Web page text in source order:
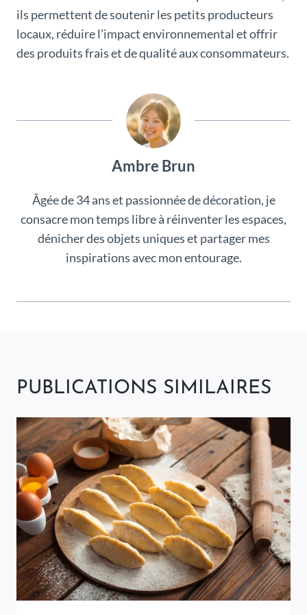
ils permettent de soutenir les petits producteurs
locaux, réduire l’impact environnemental et offrir
des produits frais et de qualité aux consommateurs.
Ambre Brun
Âgée de 34 ans et passionnée de décoration, je
consacre mon temps libre à réinventer les espaces,
dénicher des objets uniques et partager mes
inspirations avec mon entourage.
PUBLICATIONS SIMILAIRES